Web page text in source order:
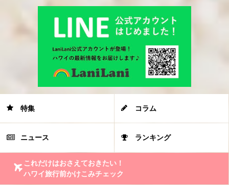
特集 コラム
ニュース ランキング
これだけはおさえておきたい！
ハワイ旅行前かけこみチェック